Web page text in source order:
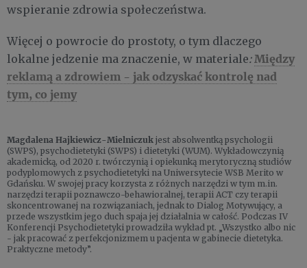
wspieranie zdrowia społeczeństwa.
Więcej o powrocie do prostoty, o tym dlaczego
lokalne jedzenie ma znaczenie, w materiale:Między
reklamą a zdrowiem - jak odzyskać kontrolę nad
tym, co jemy
Magdalena Hajkiewicz-Mielniczuk jest absolwentką psychologii
(SWPS), psychodietetyki (SWPS) i dietetyki (WUM). Wykładowczynią
akademicką, od 2020 r. twórczynią i opiekunką merytoryczną studiów
podyplomowych z psychodietetyki na Uniwersytecie WSB Merito w
Gdańsku. W swojej pracy korzysta z różnych narzędzi w tym m.in.
narzędzi terapii poznawczo-behawioralnej, terapii ACT czy terapii
skoncentrowanej na rozwiązaniach, jednak to Dialog Motywujący, a
przede wszystkim jego duch spaja jej działalnia w całość. Podczas IV
Konferencji Psychodietetyki prowadziła wykład pt. „Wszystko albo nic
- jak pracować z perfekcjonizmem u pacjenta w gabinecie dietetyka.
Praktyczne metody”.